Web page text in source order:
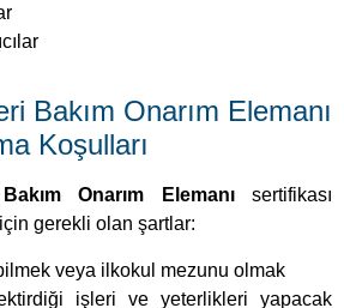
Bakım Onarım Elemanı
Koşulları
Onarım Elemanı sertifikası
gerekli olan şartlar:
veya ilkokul mezunu olmak
işleri ve yeterlikleri yapacak